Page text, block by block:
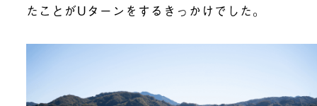
たことがUターンをするきっかけでした。